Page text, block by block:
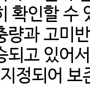
확인할 수
량과 고미
되고 있어
정되어